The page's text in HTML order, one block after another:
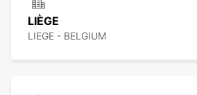
LIÈGE
LIEGE - BELGIUM